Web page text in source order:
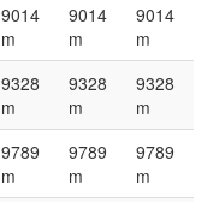
9014
m
9014
m
9014
m
9328
m
9328
m
9328
m
9789
m
9789
m
9789
m